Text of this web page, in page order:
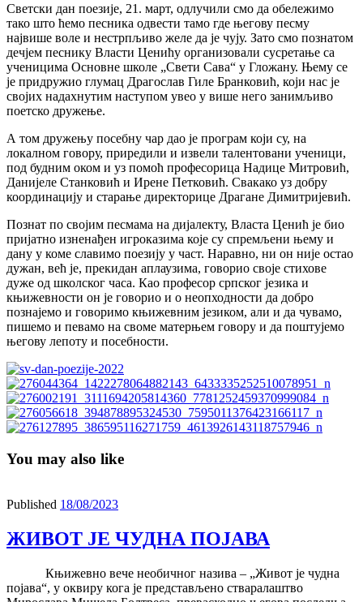
Светски дан поезије, 21. март, одлучили смо да обележимо
тако што ћемо песника одвести тамо где његову песму
највише воле и нестрпљиво желе да је чују. Зато смо познатом
дечјем песнику Власти Ценићу организовали сусретање са
ученицима Основне школе „Свети Сава“ у Гложану. Њему се
је придружио глумац Драгослав Гиле Бранковић, који нас је
својих надахнутим наступом увео у више него занимљиво
поетско дружење.
А том дружењу посебну чар дао је програм који су, на
локалном говору, приредили и извели талентовани ученици,
под будним оком и уз помоћ професорица Надице Митровић,
Данијеле Станковић и Ирене Петковић. Свакако уз добру
координацију и старање директорице Драгане Димитријевић.
Познат по својим песмама на дијалекту, Власта Ценић је био
пријатно изненађен игроказима које су спремљени њему и
дану у коме славимо поезију у част. Наравно, ни он није остао
дужан, већ је, прекидан аплаузима, говорио своје стихове
дуже од школског часа. Као професор српског језика и
књижевности он је говорио и о неопходности да добро
познајемо и говоримо књижевним језиком, али и да чувамо,
пишемо и певамо на своме матерњем говору и да поштујемо
његову лепоту и посебности.
You may also like
Published 18/08/2023
ЖИВОТ ЈЕ ЧУДНА ПОЈАВА
Књижевно вече необичног назива – „Живот је чудна
појава“, у оквиру кога је представљено стваралаштво